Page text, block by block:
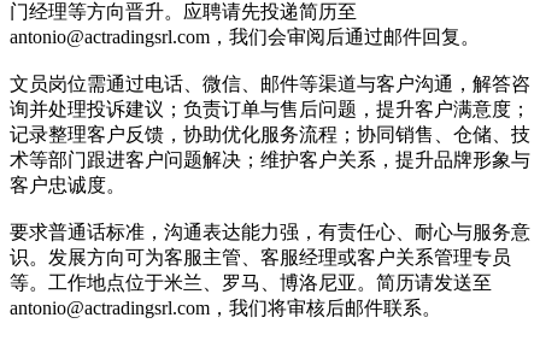
门经理等方向晋升。应聘请先投递简历至
antonio@actradingsrl.com ，我们会审阅后通过邮件回复。
文员岗位需通过电话、微信、邮件等渠道与客户沟通，解答咨
询并处理投诉建议；负责订单与售后问题，提升客户满意度；
记录整理客户反馈，协助优化服务流程；协同销售、仓储、技
术等部门跟进客户问题解决；维护客户关系，提升品牌形象与
客户忠诚度。
要求普通话标准，沟通表达能力强，有责任心、耐心与服务意
识。发展方向可为客服主管、客服经理或客户关系管理专员
等。工作地点位于米兰、罗马、博洛尼亚。简历请发送至
antonio@actradingsrl.com ，我们将审核后邮件联系。